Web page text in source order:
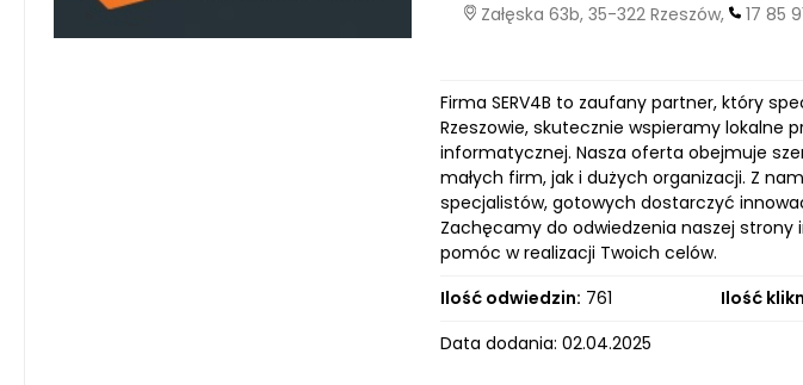
Załęska 63b, 35-322 Rzeszów, 17 85
Firma SERV4B to zaufany partner, który
Rzeszowie, skutecznie wspieramy lokalne
informatycznej. Nasza oferta obejmuje
małych firm, jak i dużych organizacji. Z
specjalistów, gotowych dostarczyć
Zachęcamy do odwiedzenia naszej strony
pomóc w realizacji Twoich celów.
Ilość odwiedzin: 761 Ilość
Data dodania: 02.04.2025